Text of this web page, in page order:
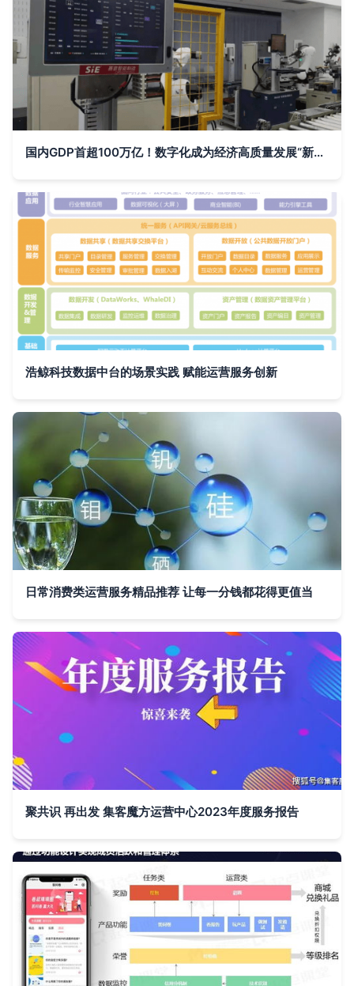
国内GDP首超100万亿！数字化成为经济高质量发展“新引擎”
浩鲸科技数据中台的场景实践 赋能运营服务创新
日常消费类运营服务精品推荐 让每一分钱都花得更值当
聚共识 再出发 集客魔方运营中心2023年度服务报告